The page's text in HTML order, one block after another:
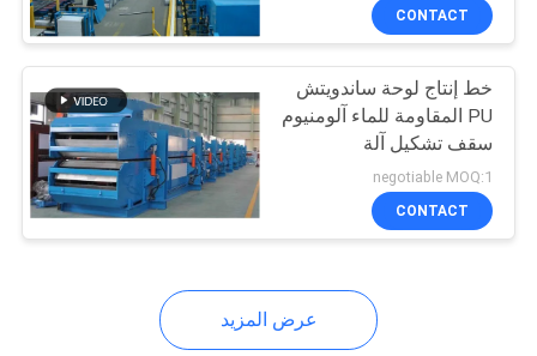
CONTACT
خط إنتاج لوحة ساندويتش
PU المقاومة للماء آلومنيوم
سقف تشكيل آلة
negotiable MOQ:1
CONTACT
عرض المزيد